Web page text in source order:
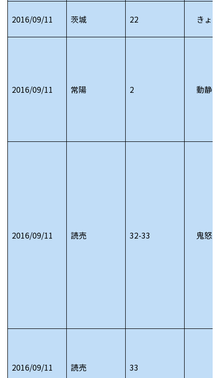
2016/09/11 茨城 22 きょ
2016/09/11 常陽 2 動静
2016/09/11 読売 32-33 鬼怒
2016/09/11 読売 33